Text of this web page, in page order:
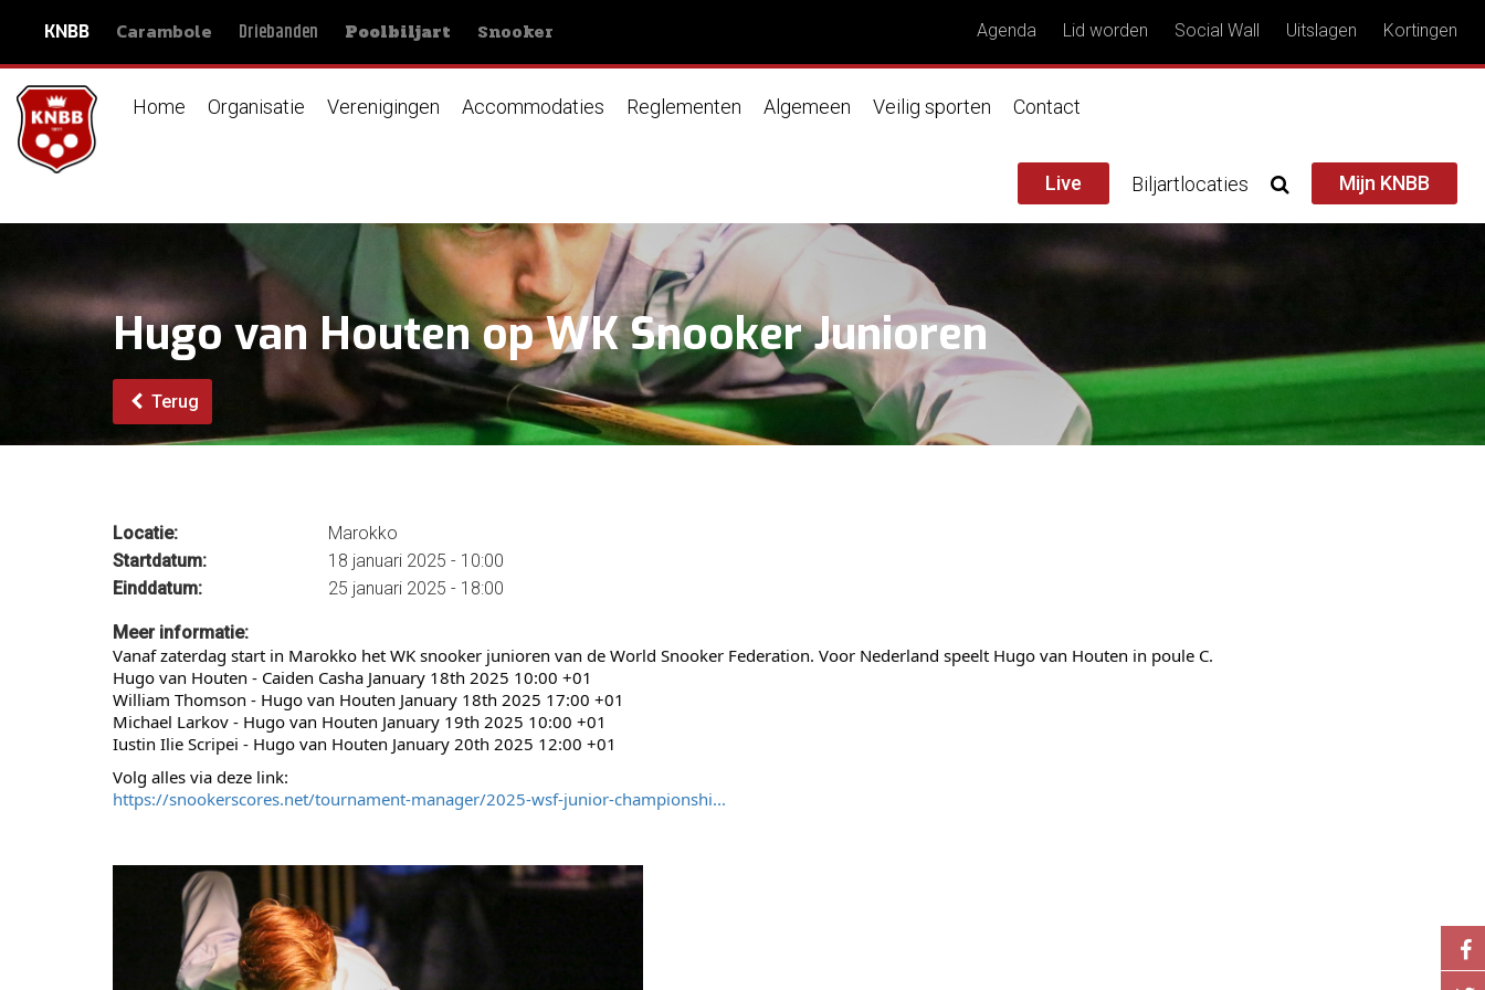
KNBB Carambole Driebanden Poolbiljart Snooker Agenda Lid worden Social Wall Uitslagen Kortingen
Home Organisatie Verenigingen Accommodaties Reglementen Algemeen Veilig sporten Contact
Live Biljartlocaties Mijn KNBB
Hugo van Houten op WK Snooker Junioren
Terug
Locatie:
Marokko
Startdatum:
18 januari 2025 - 10:00
Einddatum:
25 januari 2025 - 18:00
Meer informatie:
Vanaf zaterdag start in Marokko het WK snooker junioren van de World Snooker Federation. Voor Nederland speelt Hugo van Houten in poule C.
Hugo van Houten - Caiden Casha January 18th 2025 10:00 +01
William Thomson - Hugo van Houten January 18th 2025 17:00 +01
Michael Larkov - Hugo van Houten January 19th 2025 10:00 +01
Iustin Ilie Scripei - Hugo van Houten January 20th 2025 12:00 +01
Volg alles via deze link:
https://snookerscores.net/tournament-manager/2025-wsf-junior-championshi...